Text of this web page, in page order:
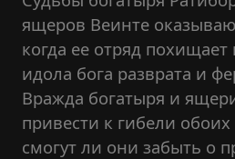
ящеров Веинте
когда ее отряд
идола бога разврата и
Вражда богатыря и
привести к гибели
смогут ли они забыть о